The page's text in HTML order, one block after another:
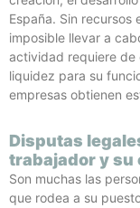
España. Sin recursos
imposible llevar a
actividad requiere de
liquidez para su
empresas obtienen
Disputas
trabajador y su
Son muchas las
que rodea a su